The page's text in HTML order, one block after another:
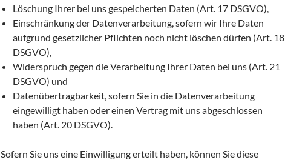
Löschung Ihrer bei uns gespeicherten Daten (Art. 17 DSGVO),
Einschränkung der Datenverarbeitung, sofern wir Ihre Daten
aufgrund gesetzlicher Pflichten noch nicht löschen dürfen (Art. 18
DSGVO),
Widerspruch gegen die Verarbeitung Ihrer Daten bei uns (Art. 21
DSGVO) und
Datenübertragbarkeit, sofern Sie in die Datenverarbeitung
eingewilligt haben oder einen Vertrag mit uns abgeschlossen
haben (Art. 20 DSGVO).
Sofern Sie uns eine Einwilligung erteilt haben, können Sie diese